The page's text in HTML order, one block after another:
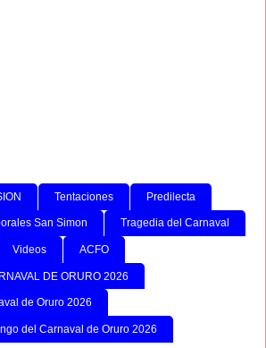
Tentaciones Predilecta
San Simon Tragedia del Carnaval
Videos ACFO
DE ORURO 2026
de Oruro 2026
del Carnaval de Oruro 2026